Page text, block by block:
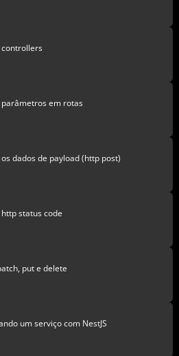
em rotas
dados de payload (http post)
status code
put e delete
um serviço com NestJS